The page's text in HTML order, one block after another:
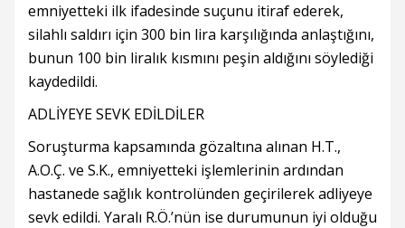
emniyetteki ilk ifadesinde suçunu itiraf ederek,
silahlı saldırı için 300 bin lira karşılığında anlaştığını,
bunun 100 bin liralık kısmını peşin aldığını söylediği
kaydedildi.
ADLİYEYE SEVK EDİLDİLER
Soruşturma kapsamında gözaltına alınan H.T.,
A.O.Ç. ve S.K., emniyetteki işlemlerinin ardından
hastanede sağlık kontrolünden geçirilerek adliyeye
sevk edildi. Yaralı R.Ö.’nün ise durumunun iyi olduğu